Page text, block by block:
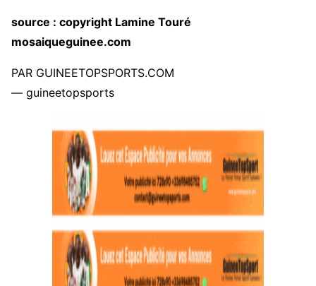
source : copyright Lamine Touré
mosaiqueguinee.com
PAR GUINEETOPSPORTS.COM
— guineetopsports